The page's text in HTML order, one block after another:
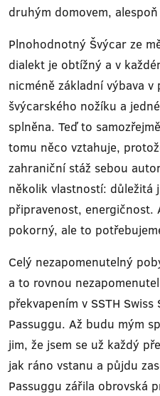
druhým domovem,
Plnohodnotný Švýcar ze
dialekt je obtížný a v
nicméně základní výbava
švýcarského nožíku a
splněna. Teď to
tomu něco vztahuje,
zahraniční stáž sebou
několik vlastností: důležitá
připravenost, energičnost.
pokorný, ale to
Celý nezapomenutelný
a to rovnou
překvapením v SSTH
Passuggu. Až budu mým
jim, že jsem se už každý
jak ráno vstanu a půjdu
Passuggu zářila obrovská